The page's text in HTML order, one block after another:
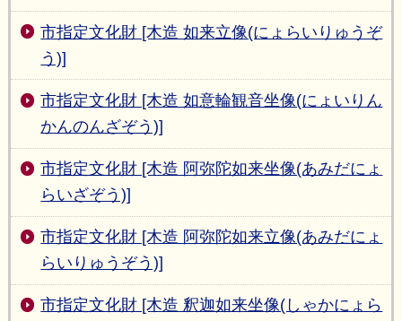
市指定文化財 [木造 如来立像(にょらいりゅうぞ
う)]
市指定文化財 [木造 如意輪観音坐像(にょいりん
かんのんざぞう)]
市指定文化財 [木造 阿弥陀如来坐像(あみだにょ
らいざぞう)]
市指定文化財 [木造 阿弥陀如来立像(あみだにょ
らいりゅうぞう)]
市指定文化財 [木造 釈迦如来坐像(しゃかにょら